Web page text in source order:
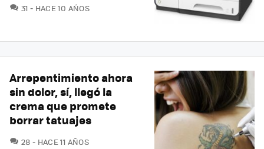
31 COMENTARIOS
HACE 10 AÑOS
Arrepentimiento ahora
sin dolor, sí, llegó la
crema que promete
borrar tatuajes
28 COMENTARIOS
HACE 11 AÑOS